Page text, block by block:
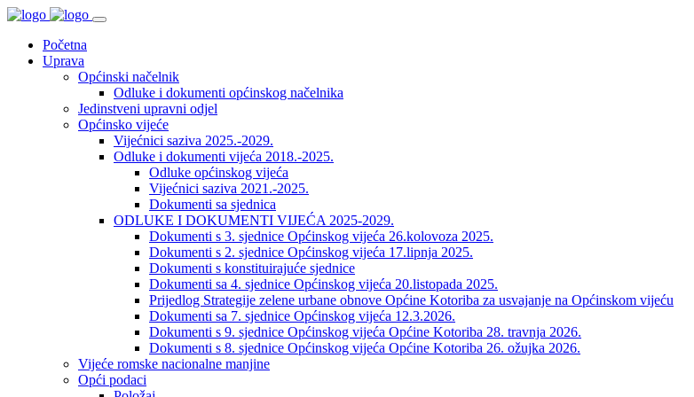
Početna
Uprava
Općinski načelnik
Odluke i dokumenti općinskog načelnika
Jedinstveni upravni odjel
Općinsko vijeće
Vijećnici saziva 2025.-2029.
Odluke i dokumenti vijeća 2018.-2025.
Odluke općinskog vijeća
Vijećnici saziva 2021.-2025.
Dokumenti sa sjednica
ODLUKE I DOKUMENTI VIJEĆA 2025-2029.
Dokumenti s 3. sjednice Općinskog vijeća 26.kolovoza 2025.
Dokumenti s 2. sjednice Općinskog vijeća 17.lipnja 2025.
Dokumenti s konstituirajuće sjednice
Dokumenti sa 4. sjednice Općinskog vijeća 20.listopada 2025.
Prijedlog Strategije zelene urbane obnove Općine Kotoriba za usvajanje na Općinskom vijeću
Dokumenti sa 7. sjednice Općinskog vijeća 12.3.2026.
Dokumenti s 9. sjednice Općinskog vijeća Općine Kotoriba 28. travnja 2026.
Dokumenti s 8. sjednice Općinskog vijeća Općine Kotoriba 26. ožujka 2026.
Vijeće romske nacionalne manjine
Opći podaci